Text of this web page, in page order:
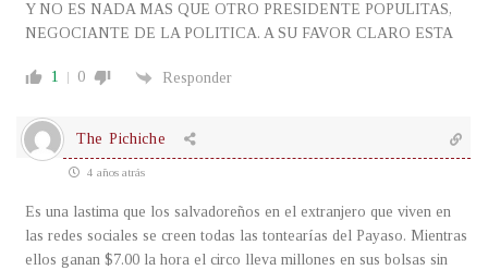
Y NO ES NADA MAS QUE OTRO PRESIDENTE POPULITAS,
NEGOCIANTE DE LA POLITICA. A SU FAVOR CLARO ESTA
1 0 Responder
The Pichiche
4 años atrás
Es una lastima que los salvadoreños en el extranjero que viven en
las redes sociales se creen todas las tontearías del Payaso. Mientras
ellos ganan $7.00 la hora el circo lleva millones en sus bolsas sin